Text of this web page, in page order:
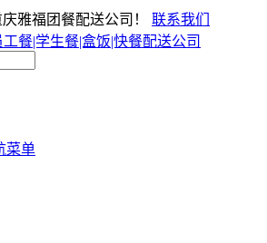
雅福团餐配送公司！ 联系我们
菜单